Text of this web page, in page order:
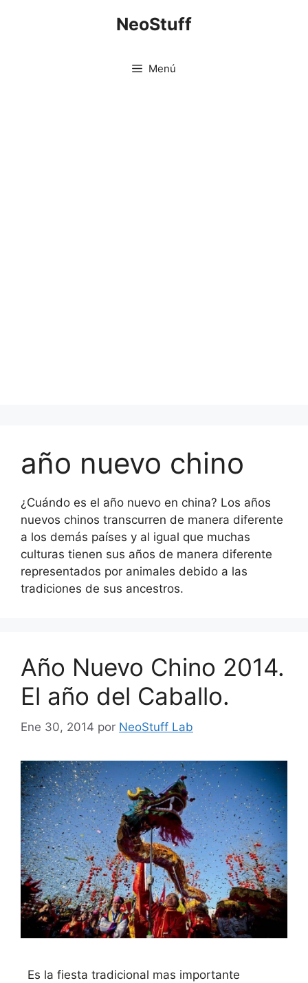
NeoStuff
Menú
año nuevo chino
¿Cuándo es el año nuevo en china? Los años
nuevos chinos transcurren de manera diferente
a los demás países y al igual que muchas
culturas tienen sus años de manera diferente
representados por animales debido a las
tradiciones de sus ancestros.
Año Nuevo Chino 2014.
El año del Caballo.
Ene 30, 2014 por NeoStuff Lab
Es la fiesta tradicional mas importante